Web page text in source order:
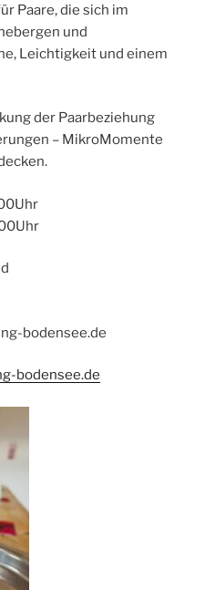
Paare, die sich im
und
Leichtigkeit und einem
der Paarbeziehung
– MikroMomente
bodensee.de
bodensee.de